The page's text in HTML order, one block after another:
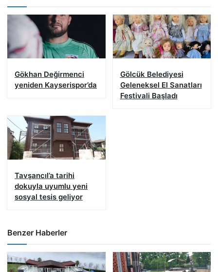
Gökhan Değirmenci
yeniden Kayserispor’da
Gölcük Belediyesi
Geleneksel El Sanatları
Festivali Başladı
Tavşancıl’a tarihi
dokuyla uyumlu yeni
sosyal tesis geliyor
Benzer Haberler